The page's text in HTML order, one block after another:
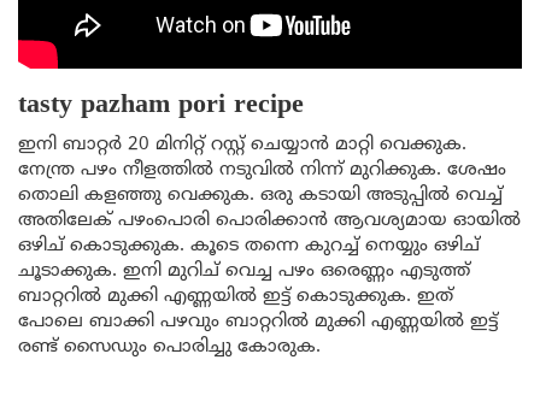
tasty pazham pori recipe
ഇനി ബാറ്റർ 20 മിനിറ്റ് റസ്റ്റ്‌ ചെയ്യാൻ മാറ്റി വെക്കുക.
നേന്ത്ര പഴം നീളത്തിൽ നടുവിൽ നിന്ന് മുറിക്കുക. ശേഷം
തൊലി കളഞ്ഞു വെക്കുക. ഒരു കടായി അടുപ്പിൽ വെച്ച്
അതിലേക് പഴംപൊരി പൊരിക്കാൻ ആവശ്യമായ ഓയിൽ
ഒഴിച് കൊടുക്കുക. കൂടെ തന്നെ കുറച്ച് നെയ്യും ഒഴിച്
ചൂടാക്കുക. ഇനി മുറിച് വെച്ച പഴം ഒരെണ്ണം എടുത്ത്
ബാറ്ററിൽ മുക്കി എണ്ണയിൽ ഇട്ട് കൊടുക്കുക. ഇത്
പോലെ ബാക്കി പഴവും ബാറ്ററിൽ മുക്കി എണ്ണയിൽ ഇട്ട്
രണ്ട് സൈഡും പൊരിച്ചു കോരുക.